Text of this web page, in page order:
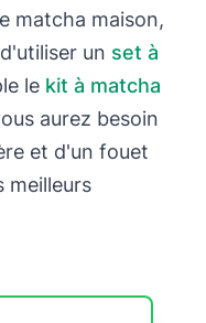
matcha maison,
un set à
le kit à matcha
aurez besoin
et d'un fouet
meilleurs